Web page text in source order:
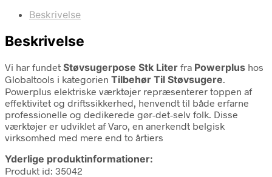
Beskrivelse
Beskrivelse
Vi har fundet Støvsugerpose Stk Liter fra Powerplus hos
Globaltools i kategorien Tilbehør Til Støvsugere.
Powerplus elektriske værktøjer repræsenterer toppen af
effektivitet og driftssikkerhed, henvendt til både erfarne
professionelle og dedikerede gør-det-selv folk. Disse
værktøjer er udviklet af Varo, en anerkendt belgisk
virksomhed med mere end to årtiers
Yderlige produktinformationer:
Produkt id: 35042